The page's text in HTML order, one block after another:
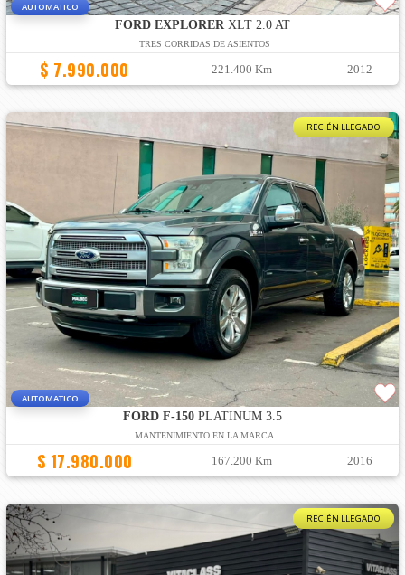
AUTOMATICO
FORD EXPLORERXLT 2.0 AT
TRES CORRIDAS DE ASIENTOS
$ 7.990.000 221.400 Km 2012
RECIÉN LLEGADO
AUTOMATICO
FORD F-150PLATINUM 3.5
MANTENIMIENTO EN LA MARCA
$ 17.980.000 167.200 Km 2016
RECIÉN LLEGADO